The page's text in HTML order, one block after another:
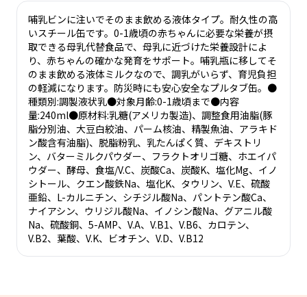
哺乳ビンに注いでそのまま飲める液体タイプ。耐久性の高
いスチール缶です。0-1歳頃の赤ちゃんに必要な栄養が摂
取できる母乳代替食品で、母乳に近づけた栄養設計によ
り、赤ちゃんの確かな発育をサポート。哺乳瓶に移してそ
のまま飲める液体ミルクなので、調乳がいらず、育児負担
の軽減になります。防災時にも安心安全なプルタブ缶。●
種類別:調製液状乳●対象月齢:0-1歳頃まで●内容
量:240ml●原材料:乳糖(アメリカ製造)、調整食用油脂(豚
脂分別油、大豆白絞油、パーム核油、精製魚油、アラキド
ン酸含有油脂)、脱脂粉乳、乳たんぱく質、デキストリ
ン、バターミルクパウダー、フラクトオリゴ糖、ホエイパ
ウダー、酵母、食塩/V.C、炭酸Ca、炭酸K、塩化Mg、イノ
シトール、クエン酸鉄Na、塩化K、タウリン、V.E、硫酸
亜鉛、L-カルニチン、シチジル酸Na、パントテン酸Ca、
ナイアシン、ウリジル酸Na、イノシン酸Na、グアニル酸
Na、硫酸銅、5-AMP、V.A、V.B1、V.B6、カロテン、
V.B2、葉酸、V.K、ビオチン、V.D、V.B12